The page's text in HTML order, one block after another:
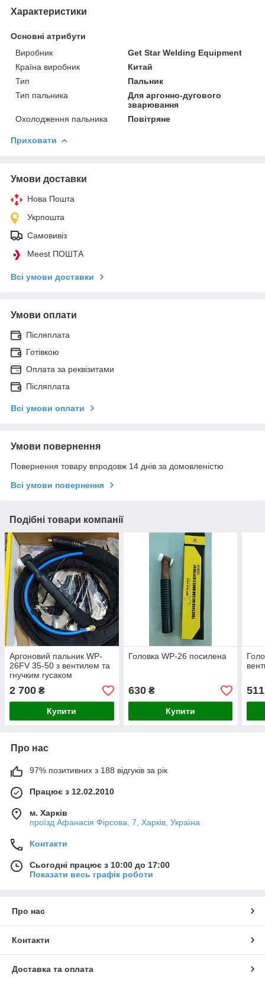
Характеристики
Основні атрибути
Виробник
Get Star Welding Equipment
Країна виробник
Китай
Тип
Пальник
Тип пальника
Для аргонно-дугового
зварювання
Охолодження пальника
Повітряне
Приховати
Умови доставки
Нова Пошта
Укрпошта
Самовивіз
Meest ПОШТА
Всі умови доставки
Умови оплати
Післяплата
Готівкою
Оплата за реквізитами
Післяплата
Всі умови оплати
Умови повернення
Повернення товару впродовж 14 днів за домовленістю
Всі умови повернення
Подібні товари компанії
Аргоновий пальник WP-
26FV 35-50 з вентилем та
гнучким гусаком
2 700 ₴
Купити
Головка WP-26 посилена
630₴
Купити
511
Про нас
97% позитивних з 188 відгуків за рік
Працює з 12.02.2010
м. Харків
проїзд Афанасія Фірсова, 7, Харків, Україна
Контакти
Сьогодні працює з 10:00 до 17:00
Показати весь графік роботи
Про нас
Контакти
Доставка та оплата